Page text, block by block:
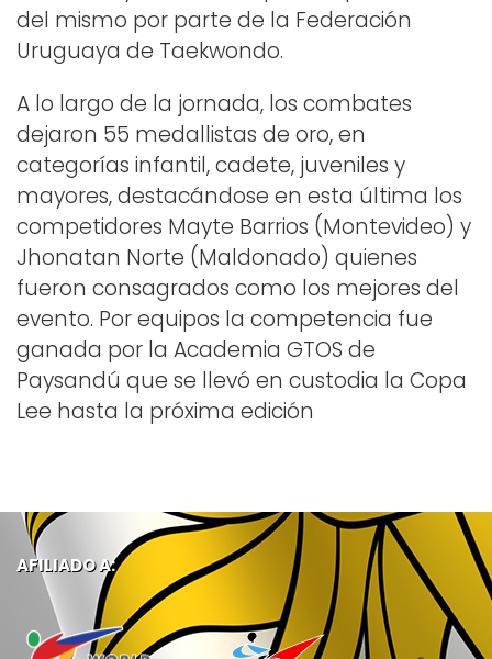
del mismo por parte de la Federación
Uruguaya de Taekwondo.
A lo largo de la jornada, los combates
dejaron 55 medallistas de oro, en
categorías infantil, cadete, juveniles y
mayores, destacándose en esta última los
competidores Mayte Barrios (Montevideo) y
Jhonatan Norte (Maldonado) quienes
fueron consagrados como los mejores del
evento. Por equipos la competencia fue
ganada por la Academia GTOS de
Paysandú que se llevó en custodia la Copa
Lee hasta la próxima edición
AFILIADO A: